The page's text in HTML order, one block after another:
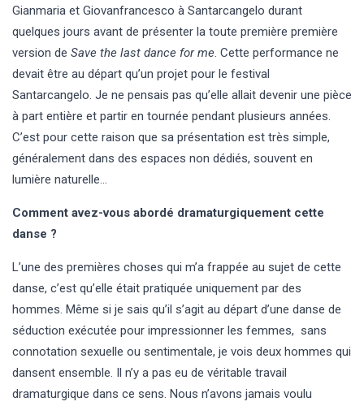
Gianmaria et Giovanfrancesco à Santarcangelo durant
quelques jours avant de présenter la toute première première
version de Save the last dance for me. Cette performance ne
devait être au départ qu’un projet pour le festival
Santarcangelo. Je ne pensais pas qu’elle allait devenir une pièce
à part entière et partir en tournée pendant plusieurs années.
C’est pour cette raison que sa présentation est très simple,
généralement dans des espaces non dédiés, souvent en
lumière naturelle…
Comment avez-vous abordé dramaturgiquement cette
danse ?
L’une des premières choses qui m’a frappée au sujet de cette
danse, c’est qu’elle était pratiquée uniquement par des
hommes. Même si je sais qu’il s’agit au départ d’une danse de
séduction exécutée pour impressionner les femmes, sans
connotation sexuelle ou sentimentale, je vois deux hommes qui
dansent ensemble. Il n’y a pas eu de véritable travail
dramaturgique dans ce sens. Nous n’avons jamais voulu